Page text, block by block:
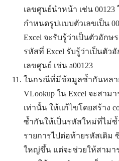
เลขศูนย์นำหน้า เช่น 00123
กำหนดรูปแบบตัวเลขเป็น
Excel จะรับรู้ว่าเป็นตัวอัก
รหัสที่ Excel รับรู้ว่าเป็นตั
เลขศูนย์ เช่น a00123
ในกรณีที่มีข้อมูลซ้ำกันหลา
VLookup ใน Excel จะสาม
เท่านั้น ให้แก้ไขโดยสร้าง
ซ้ำกันให้เป็นรหัสใหม่ที่ไม่
รายการไปต่อท้ายรหัสเดิ
ใหญ่ขึ้น แต่จะช่วยให้สามา